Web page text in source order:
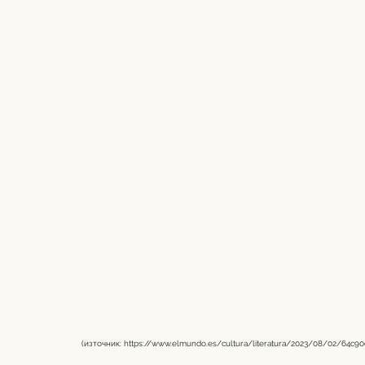
(източник: https://www.elmundo.es/cultura/literatura/2023/08/02/